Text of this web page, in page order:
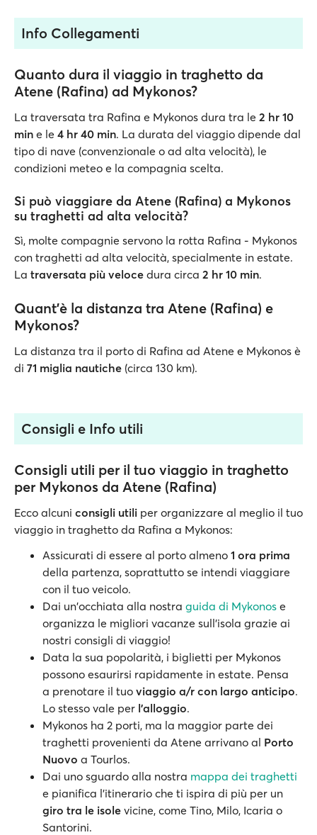
Info Collegamenti
Quanto dura il viaggio in traghetto da
Atene (Rafina) ad Mykonos?
La traversata tra Rafina e Mykonos dura tra le 2 hr 10
min e le 4 hr 40 min. La durata del viaggio dipende dal
tipo di nave (convenzionale o ad alta velocità), le
condizioni meteo e la compagnia scelta.
Si può viaggiare da Atene (Rafina) a Mykonos
su traghetti ad alta velocità?
Sì, molte compagnie servono la rotta Rafina - Mykonos
con traghetti ad alta velocità, specialmente in estate.
La traversata più veloce dura circa 2 hr 10 min.
Quant’è la distanza tra Atene (Rafina) e
Mykonos?
La distanza tra il porto di Rafina ad Atene e Mykonos è
di 71 miglia nautiche (circa 130 km).
Consigli e Info utili
Consigli utili per il tuo viaggio in traghetto
per Mykonos da Atene (Rafina)
Ecco alcuni consigli utili per organizzare al meglio il tuo
viaggio in traghetto da Rafina a Mykonos:
Assicurati di essere al porto almeno 1 ora prima
della partenza, soprattutto se intendi viaggiare
con il tuo veicolo.
Dai un'occhiata alla nostra guida di Mykonos e
organizza le migliori vacanze sull'isola grazie ai
nostri consigli di viaggio!
Data la sua popolarità, i biglietti per Mykonos
possono esaurirsi rapidamente in estate. Pensa
a prenotare il tuo viaggio a/r con largo anticipo.
Lo stesso vale per l'alloggio.
Mykonos ha 2 porti, ma la maggior parte dei
traghetti provenienti da Atene arrivano al Porto
Nuovo a Tourlos.
Dai uno sguardo alla nostra mappa dei traghetti
e pianifica l’itinerario che ti ispira di più per un
giro tra le isole vicine, come Tino, Milo, Icaria o
Santorini.